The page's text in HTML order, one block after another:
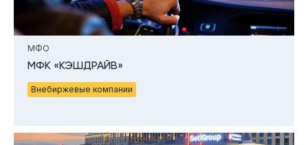
МФО
МФК «КЭШДРАЙВ»
Внебиржевые компании